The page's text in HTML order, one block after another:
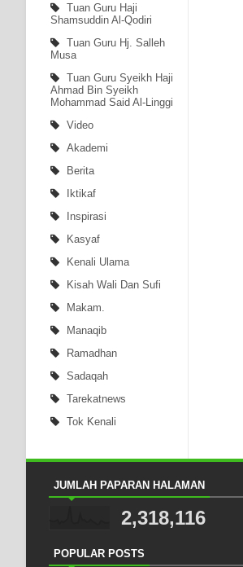
Tuan Guru Haji
Shamsuddin Al-Qodiri
Tuan Guru Hj. Salleh
Musa
Tuan Guru Syeikh Haji
Ahmad Bin Syeikh
Mohammad Said Al-Linggi
Video
Akademi
Berita
Iktikaf
Inspirasi
Kasyaf
Kenali Ulama
Kisah Wali Dan Sufi
Makam.
Manaqib
Ramadhan
Sadaqah
Tarekatnews
Tok Kenali
JUMLAH PAPARAN HALAMAN
2,318,116
POPULAR POSTS